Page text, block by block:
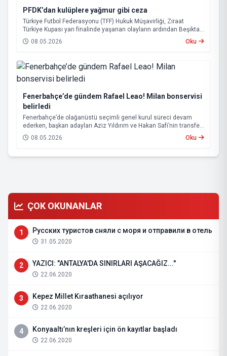
PFDK’dan kulüplere yağmur gibi ceza
Türkiye Futbol Federasyonu (TFF) Hukuk Müşavirliği, Ziraat
Türkiye Kupası yarı finalinde yaşanan olayların ardından Beşiktaş
ve Tümosan Konyaspor’u Profesyonel Futbol Disiplin Kurulu’na
(PFDK) sevk etti.
08.05.2026 Oku
Fenerbahçe’de gündem Rafael Leao! Milan bonservisi
belirledi
Fenerbahçe’de olağanüstü seçimli genel kurul süreci devam
ederken, başkan adayları Aziz Yıldırım ve Hakan Safi’nin transfer
çalışmalarına da hız verdiği öne sürüldü.
08.05.2026 Oku
ÇOK OKUNANLAR
1 Русских туристов сняли с моря и отправили в отель
31.05.2020
2 YAZICI: "ANTALYA'DA SINIRLARI AŞACAĞIZ..."
22.06.2020
3 Kepez Millet Kıraathanesi açılıyor
22.06.2020
4 Konyaaltı’nın kreşleri için ön kayıtlar başladı
22.06.2020